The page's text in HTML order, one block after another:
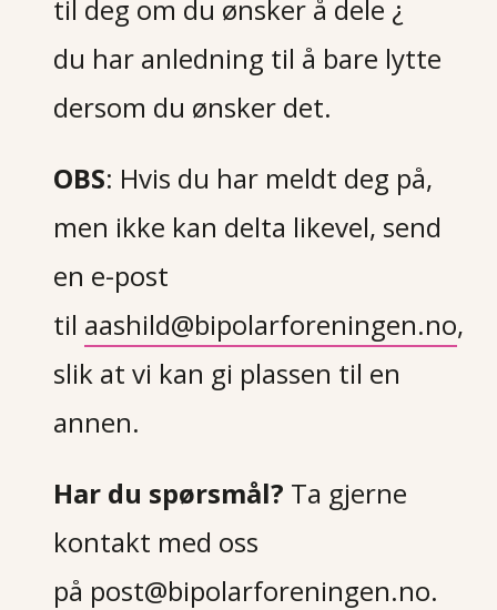
til deg om du ønsker å dele ¿
du har anledning til å bare lytte
dersom du ønsker det.
OBS: Hvis du har meldt deg på,
men ikke kan delta likevel, send
en e-post
til aashild@bipolarforeningen.no,
slik at vi kan gi plassen til en
annen.
Har du spørsmål? Ta gjerne
kontakt med oss
på post@bipolarforeningen.no.